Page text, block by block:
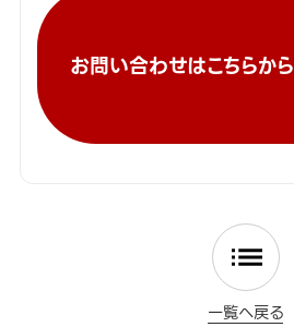
お問い合わせはこちらから
一覧へ戻る